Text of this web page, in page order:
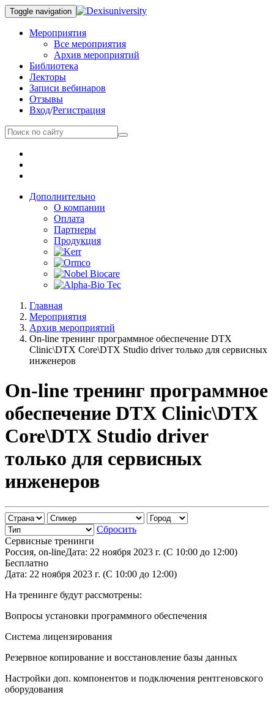
Toggle navigation
Мероприятия
Все мероприятия
Архив мероприятий
Библиотека
Лекторы
Записи вебинаров
Отзывы
Вход/Регистрация
Дополнительно
О компании
Оплата
Партнеры
Продукция
Главная
Мероприятия
Архив мероприятий
On-line тренинг программное обеспечение DTX
Clinic\DTX Core\DTX Studio driver только для сервисных
инженеров
On-line тренинг программное
обеспечение DTX Clinic\DTX
Core\DTX Studio driver
только для сервисных
инженеров
Сбросить
Cервисные тренинги
Россия, on-lineДата: 22 ноября 2023 г. (C 10:00 до 12:00)
Бесплатно
Дата: 22 ноября 2023 г. (C 10:00 до 12:00)
На тренинге будут рассмотрены:
Вопросы установки программного обеспечения
Система лицензирования
Резервное копирование и восстановление базы данных
Настройки доп. компонентов и подключения рентгеновского
оборудования